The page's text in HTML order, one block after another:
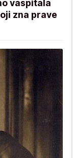
vaspitala
zna prave